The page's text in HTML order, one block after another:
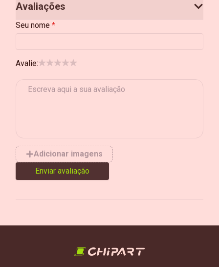
Avaliações
Seu nome
Avalie:
Adicionar imagens
Enviar avaliação